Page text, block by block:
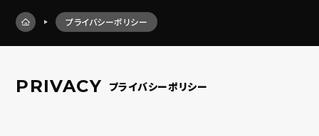
プライバシーポリシー
PRIVACY プライバシーポリシー